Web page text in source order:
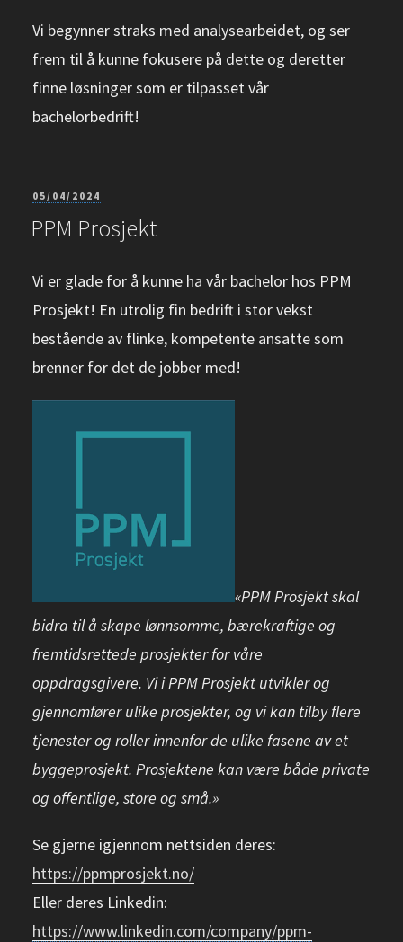
Vi begynner straks med analysearbeidet, og ser
frem til å kunne fokusere på dette og deretter
finne løsninger som er tilpasset vår
bachelorbedrift!
PUBLISERT
05/04/2024
PPM Prosjekt
Vi er glade for å kunne ha vår bachelor hos PPM
Prosjekt! En utrolig fin bedrift i stor vekst
bestående av flinke, kompetente ansatte som
brenner for det de jobber med!
«PPM Prosjekt skal
bidra til å skape lønnsomme, bærekraftige og
fremtidsrettede prosjekter for våre
oppdragsgivere. Vi i PPM Prosjekt utvikler og
gjennomfører ulike prosjekter, og vi kan tilby flere
tjenester og roller innenfor de ulike fasene av et
byggeprosjekt. Prosjektene kan være både private
og offentlige, store og små.»
Se gjerne igjennom nettsiden deres:
https://ppmprosjekt.no/
Eller deres Linkedin:
https://www.linkedin.com/company/ppm-